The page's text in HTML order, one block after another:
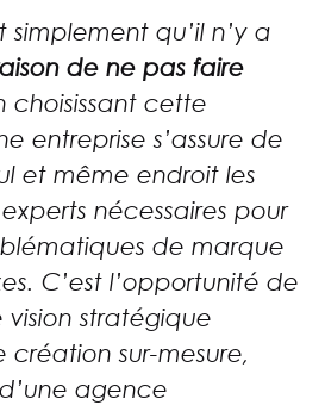
simplement qu’il n’y a
de ne pas faire
choisissant cette
entreprise s’assure de
et même endroit les
nécessaires pour
de marque
C’est l’opportunité de
stratégique
sur-mesure,
agence